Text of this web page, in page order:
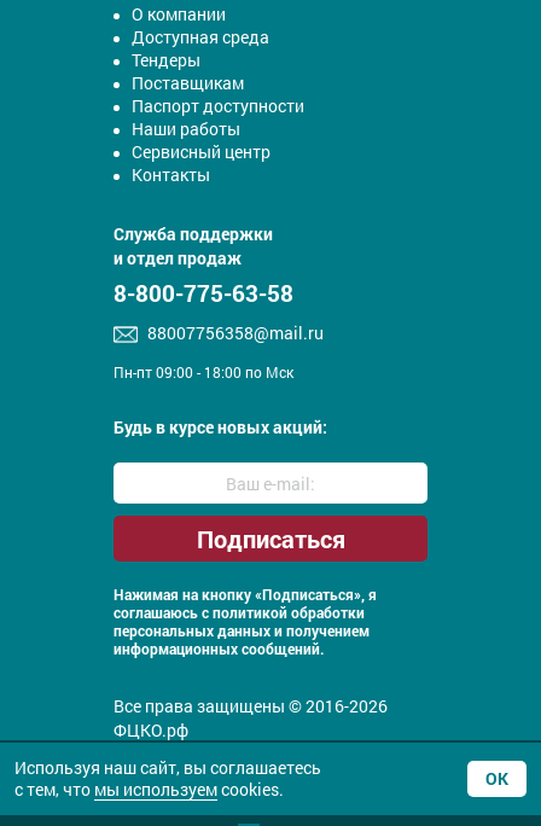
О компании
Доступная среда
Тендеры
Поставщикам
Паспорт доступности
Наши работы
Сервисный центр
Контакты
Служба поддержки
и отдел продаж
8-800-775-63-58
88007756358@mail.ru
Пн-пт 09:00 - 18:00 по Мск
Будь в курсе новых акций:
Нажимая на кнопку «Подписаться», я
соглашаюсь с политикой обработки
персональных данных и получением
информационных сообщений.
Все права защищены © 2016-2026
ФЦКО.рф
Используя наш сайт, вы соглашаетесь
с тем, что мы используемcookies. ОК